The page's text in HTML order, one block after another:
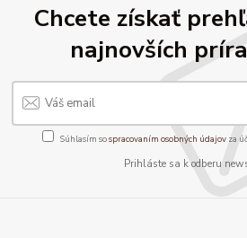
Chcete získať
najnovších
Súhlasím sospracovaním osobných údajov za
Prihláste sa k odberu